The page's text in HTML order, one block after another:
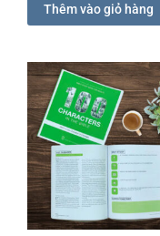
Thêm vào giỏ hàng